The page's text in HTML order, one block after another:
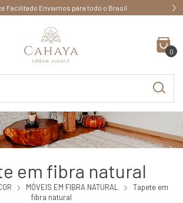
Facilitado Enviamos para todo o Brasil
0
em fibra natural
MÓVEIS EM FIBRA NATURAL
Tapete em
fibra natural